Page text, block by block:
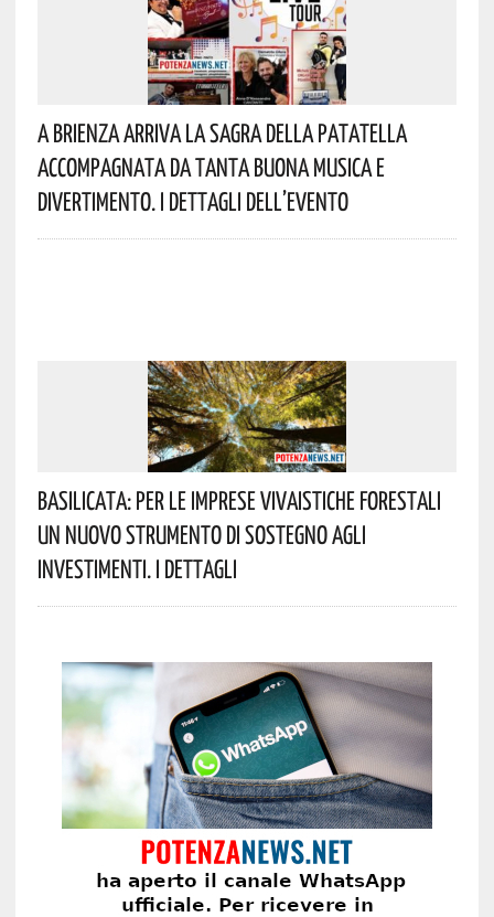
A Brienza Arriva La Sagra Della Patatella
Accompagnata Da Tanta Buona Musica E
Divertimento. I Dettagli Dell’evento
Basilicata: Per Le Imprese Vivaistiche Forestali
Un Nuovo Strumento Di Sostegno Agli
Investimenti. I Dettagli